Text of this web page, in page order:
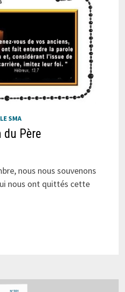
SMA
du Père
nous nous souvenons
nous ont quittés cette